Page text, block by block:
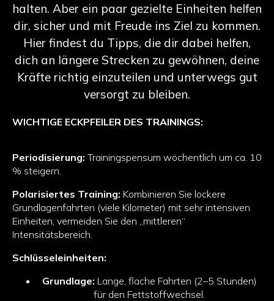
halten. Aber ein paar gezielte Einheiten helfen
dir, sicher und mit Freude ins Ziel zu kommen.
Hier findest du Tipps, die dir dabei helfen,
dich an längere Strecken zu gewöhnen, deine
Kräfte richtig einzuteilen und unterwegs gut
versorgt zu bleiben.
WICHTIGE ECKPFEILER DES TRAININGS:
Periodisierung: Trainingspensum wöchentlich um ca. 10
% steigern.
Polarisiertes Training: Kombinieren Sie lockere
Grundlagenfahrten (viele Kilometer) mit sehr intensiven
Einheiten, vermeiden Sie den „mittleren“
Intensitätsbereich.
Schlüsseleinheiten:
Grundlage: Lange, flache Fahrten (2–5 Stunden)
für den Fettstoffwechsel.